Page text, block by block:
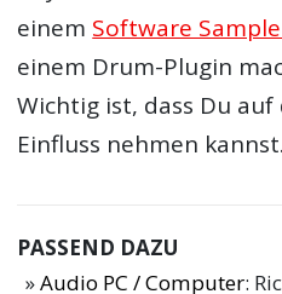
einem Software
einem Drum-Plugin
Wichtig ist, dass Du
Einfluss nehmen kannst.
PASSEND DAZU
Audio PC / Computer: